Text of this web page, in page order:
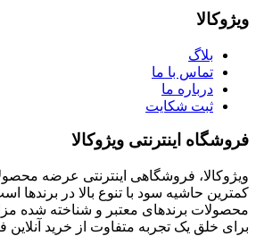
ویژوکالا
بلاگ
تماس با ما
درباره ما
ثبت شکایت
فروشگاه اینترنتی ویژوکالا
ویژوکالا، فروشگاهی اینترنتی عرضه
کمترین حاشیه سود با تنوع بالا در
محصولات برندهای معتبر و شناخته شده
برای خلق یک تجربه متفاوت از خرید